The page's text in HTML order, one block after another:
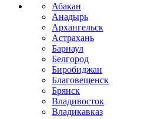
Абакан
Анадырь
Архангельск
Астрахань
Барнаул
Белгород
Биробиджан
Благовещенск
Брянск
Владивосток
Владикавказ